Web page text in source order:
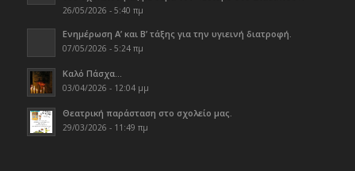
26/05/2026 - 5:40 πμ
Ενημέρωση Α’ και Β’ τάξης για την υγιεινή διατροφή.
07/05/2026 - 5:24 πμ
Καλό Πάσχα…
03/04/2026 - 12:04 μμ
Θεατρική παράσταση στο σχολείο μας.
29/03/2026 - 11:49 πμ